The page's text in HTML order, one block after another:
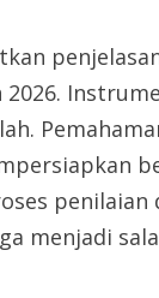
menjadi